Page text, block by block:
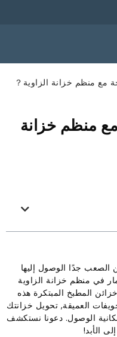
مع منظم خزانة الزاوية？
منظم خزانة
الصعب جدًا الوصول إليها
في منظم خزانة الزاوية
المطبخ المبتكرة هذه
العميقة, تحويل خزانتك
الوصول. دعونا نستكشف
الأبد!